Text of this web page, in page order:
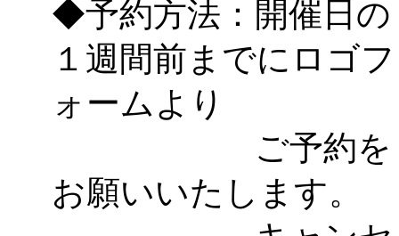
◆予約方法：開催日の
１週間前までにロゴフ
ォームより
ご予約を
お願いいたします。